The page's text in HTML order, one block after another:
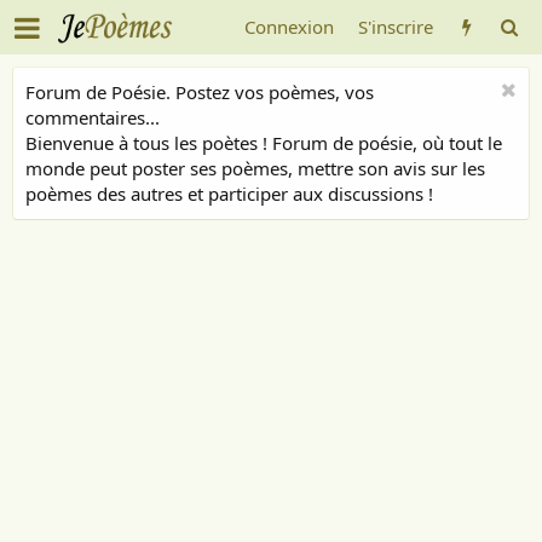
Connexion S'inscrire
Forum de Poésie. Postez vos poèmes, vos
commentaires...
Bienvenue à tous les poètes ! Forum de poésie, où tout le
monde peut poster ses poèmes, mettre son avis sur les
poèmes des autres et participer aux discussions !